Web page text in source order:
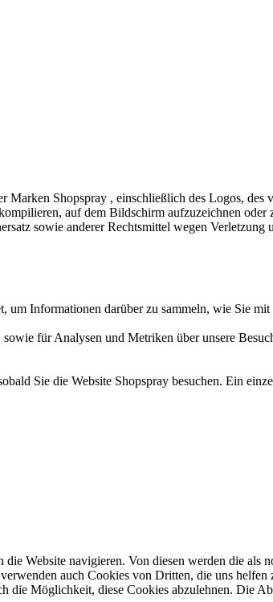
Shopspray , einschließlich des Logos,
auf dem Bildschirm aufzuzeichnen
sowie anderer Rechtsmittel wegen
Informationen darüber zu sammeln, wie Sie
für Analysen und Metriken über unsere
Sie die Website Shopspray besuchen. Ein
Website navigieren. Von diesen werden die als
auch Cookies von Dritten, die uns
Möglichkeit, diese Cookies abzulehnen. Die